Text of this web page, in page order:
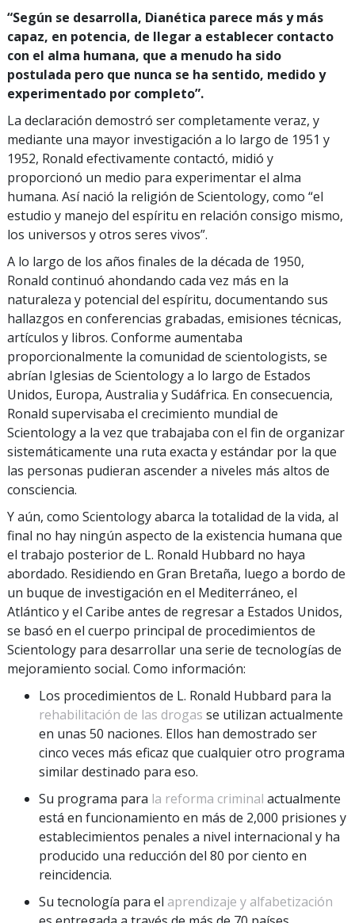
“Según se desarrolla, Dianética parece más y más
capaz, en potencia, de llegar a establecer contacto
con el alma humana, que a menudo ha sido
postulada pero que nunca se ha sentido, medido y
experimentado por completo”.
La declaración demostró ser completamente veraz, y
mediante una mayor investigación a lo largo de 1951 y
1952, Ronald efectivamente contactó, midió y
proporcionó un medio para experimentar el alma
humana. Así nació la religión de Scientology, como “el
estudio y manejo del espíritu en relación consigo mismo,
los universos y otros seres vivos”.
A lo largo de los años finales de la década de 1950,
Ronald continuó ahondando cada vez más en la
naturaleza y potencial del espíritu, documentando sus
hallazgos en conferencias grabadas, emisiones técnicas,
artículos y libros. Conforme aumentaba
proporcionalmente la comunidad de scientologists, se
abrían Iglesias de Scientology a lo largo de Estados
Unidos, Europa, Australia y Sudáfrica. En consecuencia,
Ronald supervisaba el crecimiento mundial de
Scientology a la vez que trabajaba con el fin de organizar
sistemáticamente una ruta exacta y estándar por la que
las personas pudieran ascender a niveles más altos de
consciencia.
Y aún, como Scientology abarca la totalidad de la vida, al
final no hay ningún aspecto de la existencia humana que
el trabajo posterior de L. Ronald Hubbard no haya
abordado. Residiendo en Gran Bretaña, luego a bordo de
un buque de investigación en el Mediterráneo, el
Atlántico y el Caribe antes de regresar a Estados Unidos,
se basó en el cuerpo principal de procedimientos de
Scientology para desarrollar una serie de tecnologías de
mejoramiento social. Como información:
Los procedimientos de L. Ronald Hubbard para la
rehabilitación de las drogas se utilizan actualmente
en unas 50 naciones. Ellos han demostrado ser
cinco veces más eficaz que cualquier otro programa
similar destinado para eso.
Su programa para la reforma criminal actualmente
está en funcionamiento en más de 2,000 prisiones y
establecimientos penales a nivel internacional y ha
producido una reducción del 80 por ciento en
reincidencia.
Su tecnología para el aprendizaje y alfabetización